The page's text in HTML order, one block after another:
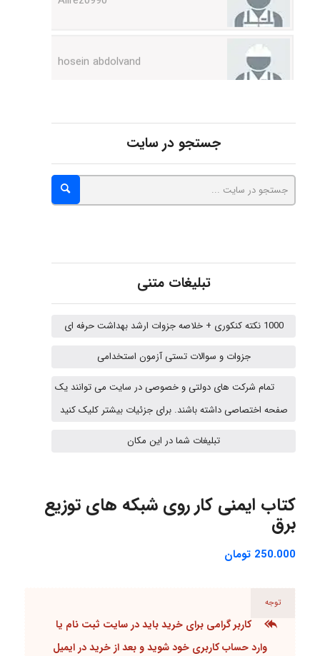
ehtesham
Iman Hosseini
Chehri
Jafar Tym
Poubakhtiari
hosein abdolvand
جستجو در سایت
تبلیغات متنی
1000 نکته کنکوری + خلاصه جزوات ارشد بهداشت حرفه ای
جزوات و سوالات تستی آزمون استخدامی
تمام شرکت های دولتی و خصوصی در سایت می توانند یک
صفحه اختصاصی داشته باشند. برای جزئیات بیشتر کلیک کنید
تبلیغات شما در این مکان
کتاب ایمنی کار روی شبکه های توزیع
برق
250.000 تومان
توجه
کاربر گرامی برای خرید باید در سایت ثبت نام یا
وارد حساب کاربری خود شوید و بعد از خرید در ایمیل